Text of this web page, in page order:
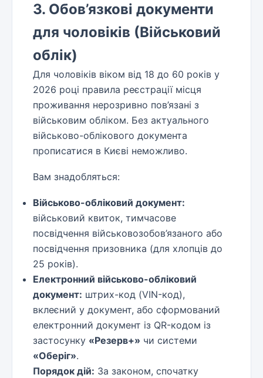
3. Обов’язкові документи
для чоловіків (Військовий
облік)
Для чоловіків віком від 18 до 60 років у
2026 році правила реєстрації місця
проживання нерозривно пов’язані з
військовим обліком. Без актуального
військово-облікового документа
прописатися в Києві неможливо.
Вам знадобляться:
Військово-обліковий документ:
військовий квиток, тимчасове
посвідчення військовозобов’язаного або
посвідчення призовника (для хлопців до
25 років).
Електронний військово-обліковий
документ: штрих-код (VIN-код),
вклеєний у документ, або сформований
електронний документ із QR-кодом із
застосунку «Резерв+» чи системи
«Оберіг».
Порядок дій: За законом, спочатку